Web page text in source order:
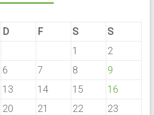
D F S
S
1
2
6 7 8
9
13 14 15
16
20 21 22
23